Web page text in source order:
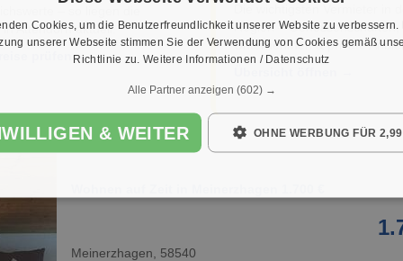
in Attendorn aktuell.
prüfen →
Region – Genossenschaften,
Unternehmen & private
Meinerzhagen, 58540
Cookies, um die Benutzerfreundlichkeit unserer Website zu verbessern.
unserer Webseite stimmen Sie der Verwendung von Cookies gemäß
Richtlinie zu. Weitere Informationen / Datenschutz
Alle Partner anzeigen (602) →
& WEITER OHNE WERBUNG FÜR